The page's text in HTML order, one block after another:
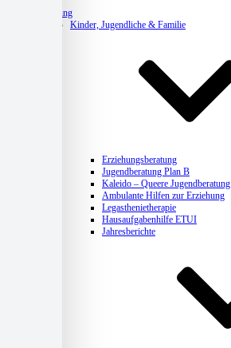
Beratung
Kinder, Jugendliche & Familie
Erziehungsberatung
Jugendberatung Plan B
Kaleido – Queere Jugendberatung
Ambulante Hilfen zur Erziehung
Legasthenietherapie
Hausaufgabenhilfe ETUI
Jahresberichte